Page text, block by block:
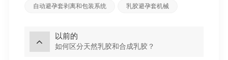
自动避孕套剥离和包装系统​​ 乳胶避孕套机械
以前的
如何区分天然乳胶和合成乳胶？